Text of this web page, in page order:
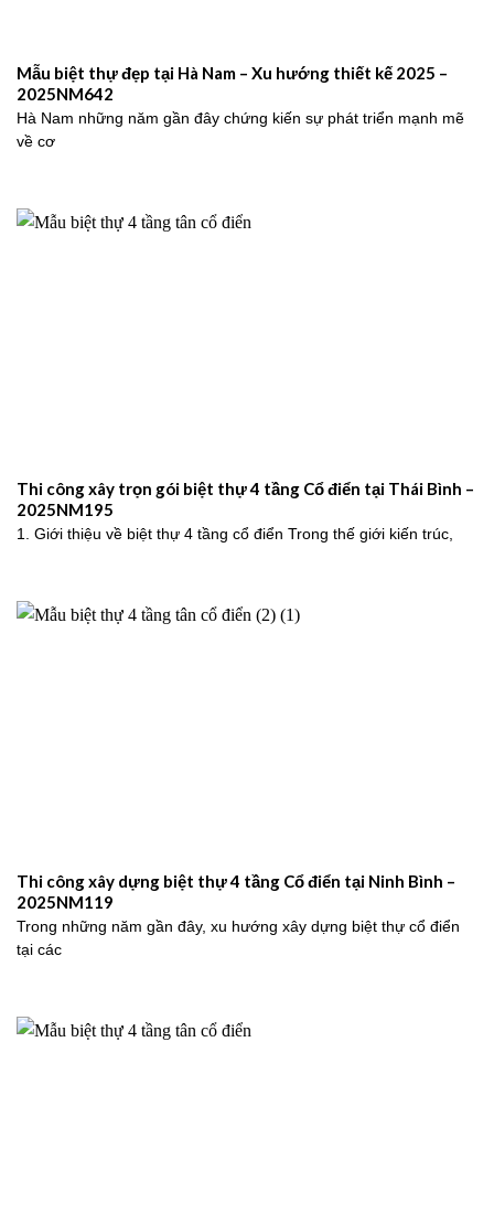
Mẫu biệt thự đẹp tại Hà Nam – Xu hướng thiết kế 2025 –
2025NM642
Hà Nam những năm gần đây chứng kiến sự phát triển mạnh mẽ
về cơ
Thi công xây trọn gói biệt thự 4 tầng Cổ điển tại Thái Bình –
2025NM195
1. Giới thiệu về biệt thự 4 tầng cổ điển Trong thế giới kiến trúc,
Thi công xây dựng biệt thự 4 tầng Cổ điển tại Ninh Bình –
2025NM119
Trong những năm gần đây, xu hướng xây dựng biệt thự cổ điển
tại các